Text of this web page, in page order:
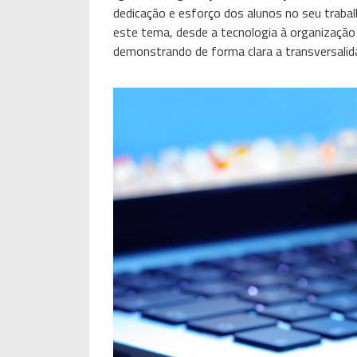
dedicação e esforço dos alunos no seu
este tema, desde a tecnologia à
demonstrando de forma clara a